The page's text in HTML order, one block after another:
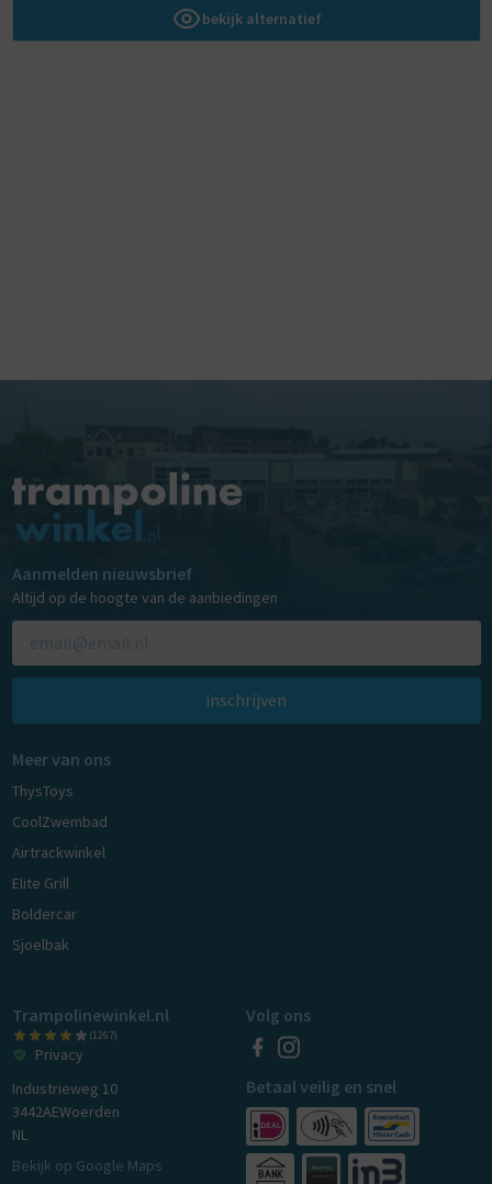
bekijk alternatief
Aanmelden nieuwsbrief
Altijd op de hoogte van de aanbiedingen
inschrijven
Meer van ons
ThysToys
CoolZwembad
Airtrackwinkel
Elite Grill
Boldercar
Sjoelbak
Trampolinewinkel.nl
(1267)
Privacy
Industrieweg 10
3442AEWoerden
NL
Bekijk op Google Maps
Volg ons
Betaal veilig en snel